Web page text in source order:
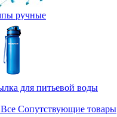
ручные
для питьевой воды
Сопутствующие товары